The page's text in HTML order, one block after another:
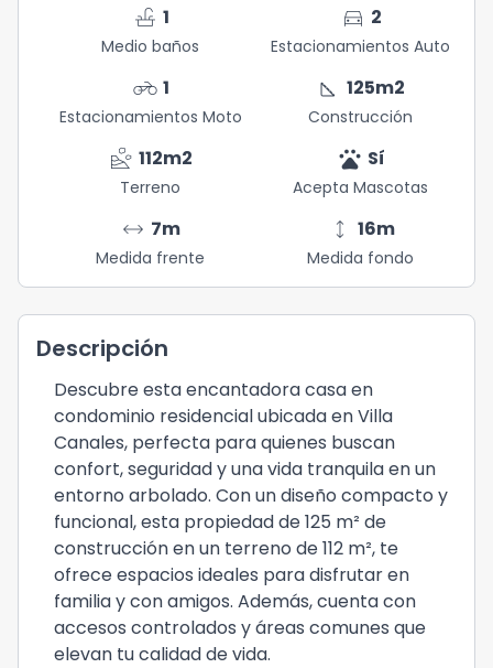
faucet 1
Medio baños
directions_car 2
Estacionamientos Auto
motorcycle 1
Estacionamientos Moto
square_foot 125m2
Construcción
landslide 112m2
Terreno
pets Sí
Acepta Mascotas
arrow_range 7m
Medida frente
height 16m
Medida fondo
Descripción
Descubre esta encantadora casa en
condominio residencial ubicada en Villa
Canales, perfecta para quienes buscan
confort, seguridad y una vida tranquila en un
entorno arbolado. Con un diseño compacto y
funcional, esta propiedad de 125 m² de
construcción en un terreno de 112 m², te
ofrece espacios ideales para disfrutar en
familia y con amigos. Además, cuenta con
accesos controlados y áreas comunes que
elevan tu calidad de vida.